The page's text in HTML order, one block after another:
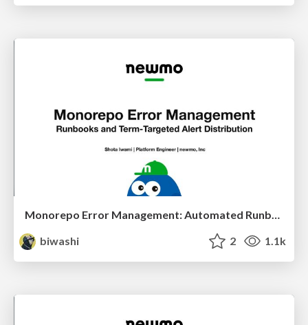
Monorepo Error Management: Automated Runbooks and Team-Targeted Alert Distribution
biwashi
2 1.1k